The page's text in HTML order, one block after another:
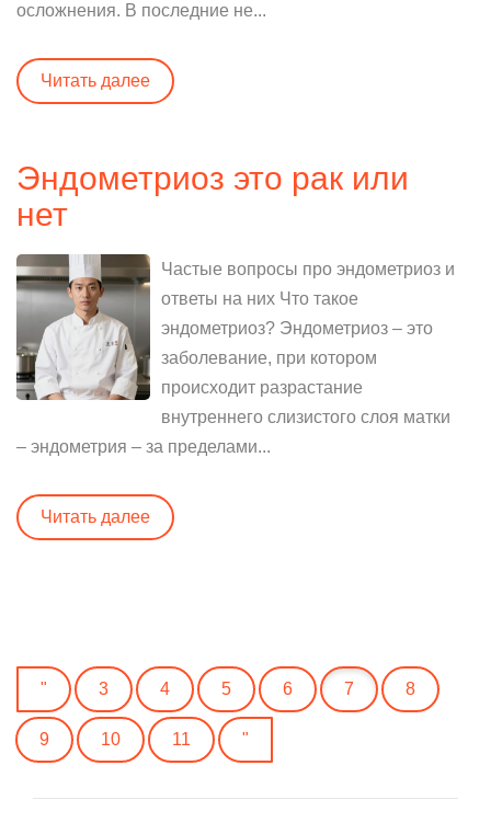
осложнения. В последние не...
Читать далее
Эндометриоз это рак или
нет
Частые вопросы про эндометриоз и
ответы на них Что такое
эндометриоз? Эндометриоз – это
заболевание, при котором
происходит разрастание
внутреннего слизистого слоя матки
– эндометрия – за пределами...
Читать далее
" 3 4 5 6 7 8
9 10 11 "